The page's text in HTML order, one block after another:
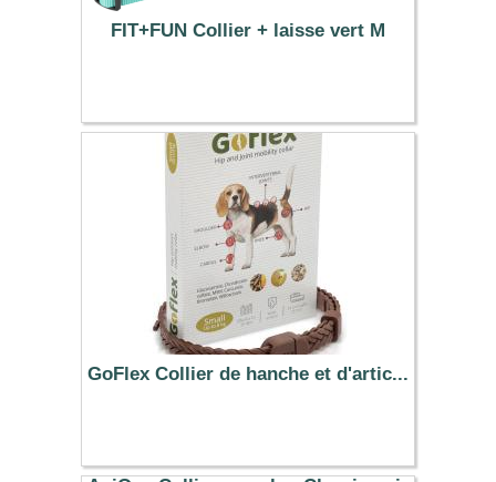
FIT+FUN Collier + laisse vert M
14.99 €
GoFlex Collier de hanche et d'artic...
26.90 €